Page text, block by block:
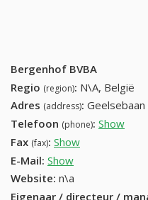
Bergenhof BVBA
Regio (region): N\A, België
Adres (address):
Telefoon (phone): Show
Fax (fax): Show
E-Mail: Show
Website: n\a
Eigenaar / directeur /